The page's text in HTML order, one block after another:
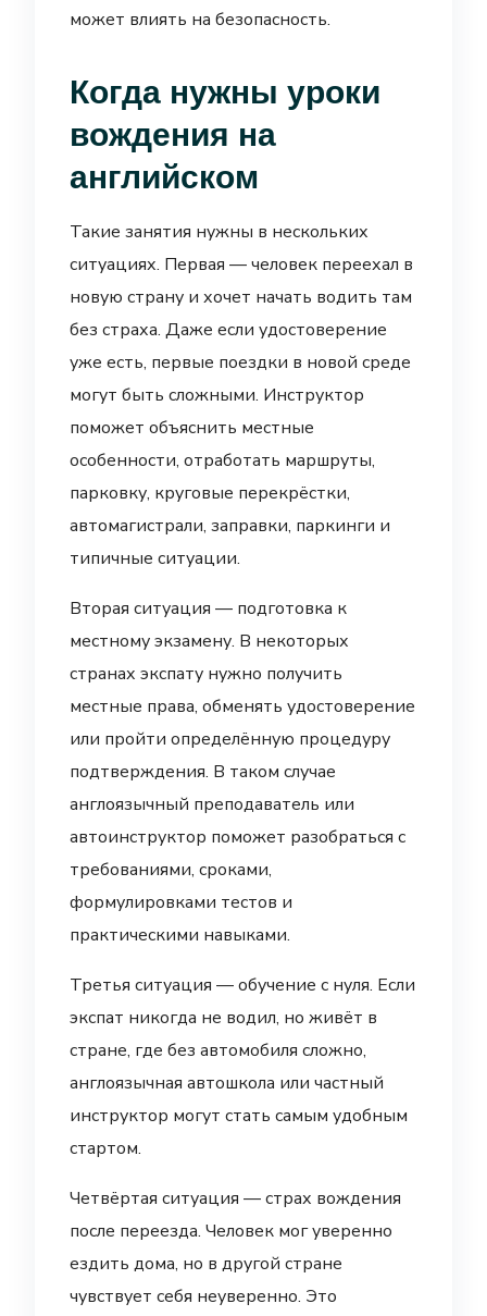
может влиять на безопасность.
Когда нужны уроки
вождения на
английском
Такие занятия нужны в нескольких
ситуациях. Первая — человек переехал в
новую страну и хочет начать водить там
без страха. Даже если удостоверение
уже есть, первые поездки в новой среде
могут быть сложными. Инструктор
поможет объяснить местные
особенности, отработать маршруты,
парковку, круговые перекрёстки,
автомагистрали, заправки, паркинги и
типичные ситуации.
Вторая ситуация — подготовка к
местному экзамену. В некоторых
странах экспату нужно получить
местные права, обменять удостоверение
или пройти определённую процедуру
подтверждения. В таком случае
англоязычный преподаватель или
автоинструктор поможет разобраться с
требованиями, сроками,
формулировками тестов и
практическими навыками.
Третья ситуация — обучение с нуля. Если
экспат никогда не водил, но живёт в
стране, где без автомобиля сложно,
англоязычная автошкола или частный
инструктор могут стать самым удобным
стартом.
Четвёртая ситуация — страх вождения
после переезда. Человек мог уверенно
ездить дома, но в другой стране
чувствует себя неуверенно. Это